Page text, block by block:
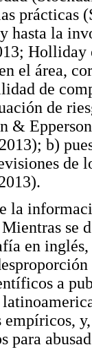
prácticas
hasta la
el área,
de
de
&
b)
de
la
Mientras se
en
a
para